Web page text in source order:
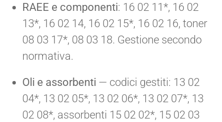
RAEE e componenti: 16 02 11*, 16 02
13*, 16 02 14, 16 02 15*, 16 02 16, toner
08 03 17*, 08 03 18. Gestione secondo
normativa.
Oli e assorbenti — codici gestiti: 13 02
04*, 13 02 05*, 13 02 06*, 13 02 07*, 13
02 08*, assorbenti 15 02 02*, 15 02 03